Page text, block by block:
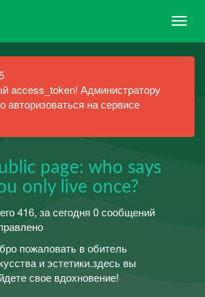
access_token! Администратору
авторизоваться на сервисе
page: who says
only live once?
416, за сегодня 0 сообщений
пожаловать в обитель
и эстетики.здесь вы
свое вдохновение!